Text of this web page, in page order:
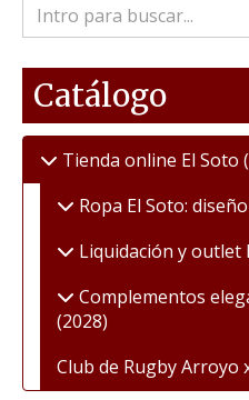
Catálogo
Tienda online El Soto
Ropa El Soto:
Liquidación y outlet
Complementos
(2028)
Club de Rugby Arroyo